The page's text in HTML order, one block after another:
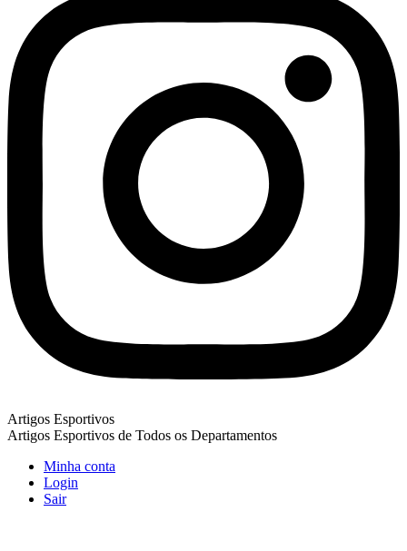
Artigos Esportivos
Artigos Esportivos de Todos os Departamentos
Minha conta
Login
Sair